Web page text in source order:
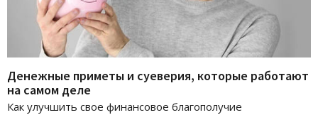
Денежные приметы и суеверия, которые работают
на самом деле
Как улучшить свое финансовое благополучие